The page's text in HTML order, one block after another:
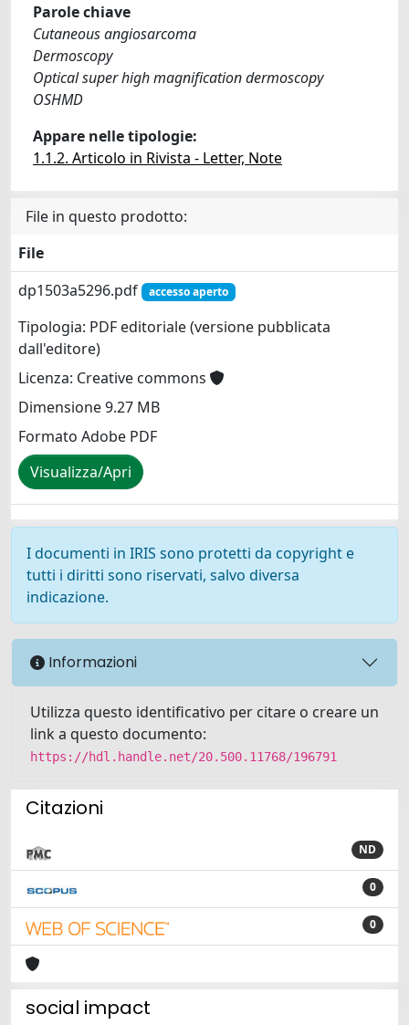
Parole chiave
Cutaneous angiosarcoma
Dermoscopy
Optical super high magnification dermoscopy
OSHMD
Appare nelle tipologie:
1.1.2. Articolo in Rivista - Letter, Note
File in questo prodotto:
File
dp1503a5296.pdf
accesso aperto
Tipologia: PDF editoriale (versione pubblicata
dall'editore)
Licenza: Creative commons
Dimensione 9.27 MB
Formato Adobe PDF
Visualizza/Apri
I documenti in IRIS sono protetti da copyright e
tutti i diritti sono riservati, salvo diversa
indicazione.
Informazioni
Utilizza questo identificativo per citare o creare un
link a questo documento:
https://hdl.handle.net/20.500.11768/196791
Citazioni
ND
0
0
social impact